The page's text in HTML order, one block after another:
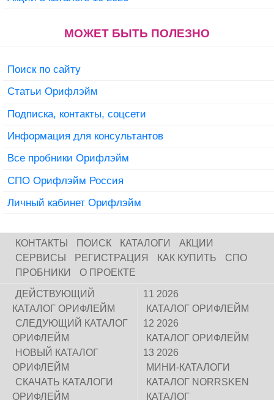
МОЖЕТ БЫТЬ ПОЛЕЗНО
Поиск по сайту
Статьи Орифлэйм
Подписка, контакты, соцсети
Информация для консультантов
Все пробники Орифлэйм
СПО Орифлэйм Россия
Личный кабинет Орифлэйм
КОНТАКТЫ ПОИСК КАТАЛОГИ
АКЦИИ
СЕРВИСЫ
РЕГИСТРАЦИЯ КАК КУПИТЬ
СПО
ПРОБНИКИ
О ПРОЕКТЕ
ДЕЙСТВУЮЩИЙ
КАТАЛОГ ОРИФЛЕЙМ
СЛЕДУЮЩИЙ КАТАЛОГ
ОРИФЛЕЙМ
НОВЫЙ КАТАЛОГ
ОРИФЛЕЙМ
СКАЧАТЬ КАТАЛОГИ
ОРИФЛЕЙМ
11 2026
КАТАЛОГ ОРИФЛЕЙМ
12 2026
КАТАЛОГ ОРИФЛЕЙМ
13 2026
МИНИ-КАТАЛОГИ
КАТАЛОГ NORRSKEN
КАТАЛОГ